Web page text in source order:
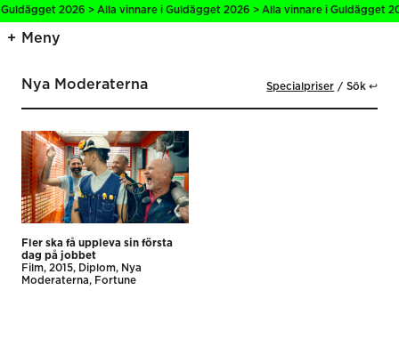
2026 > Alla vinnare i Guldägget 2026 > Alla vinnare i Guldägget
Meny
Nya Moderaterna Specialpriser Sök ↩
Fler ska få uppleva sin första
dag på jobbet
Film 2015 Diplom
Nya
Moderaterna
Fortune